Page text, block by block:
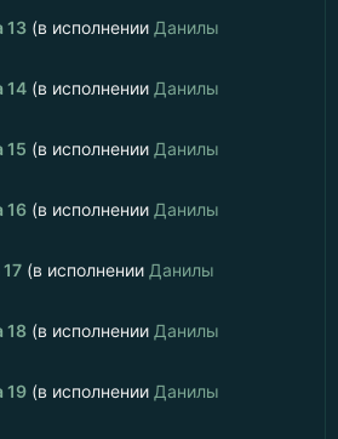
13 (в исполнении Данилы
14 (в исполнении Данилы
15 (в исполнении Данилы
16 (в исполнении Данилы
(в исполнении Данилы
18 (в исполнении Данилы
19 (в исполнении Данилы